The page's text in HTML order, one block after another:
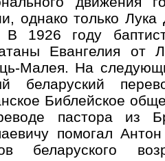
однако только
В 1926 году
Евангелия
Малея. На
беларуский
Библейское
пастора из
помогал
беларуского